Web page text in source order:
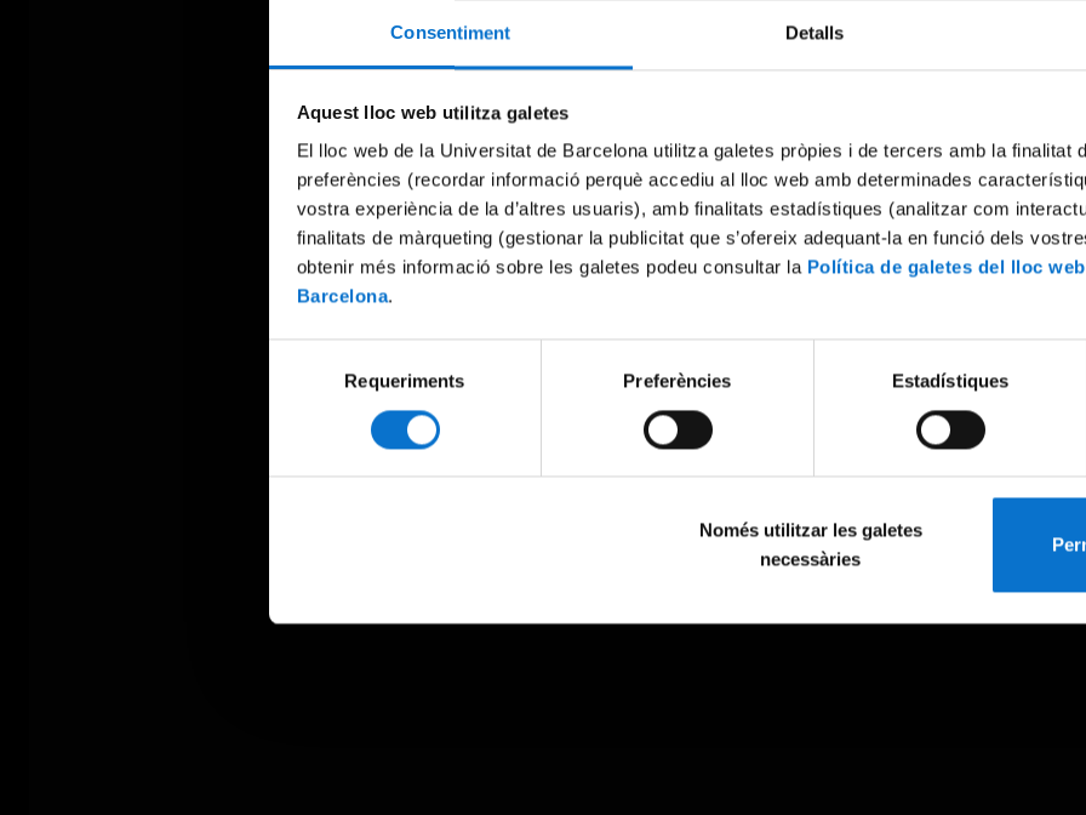
Consentiment Detalls
Aquest lloc web utilitza galetes
El lloc web de la Universitat de Barcelona utilitza galetes pròpies i de tercers amb la finalitat
preferències (recordar informació perquè accediu al lloc web amb determinades
vostra experiència de la d’altres usuaris), amb finalitats estadístiques (analitzar com
finalitats de màrqueting (gestionar la publicitat que s’ofereix adequant-la en funció dels
obtenir més informació sobre les galetes podeu consultar la Política de galetes del lloc
Barcelona.
Requeriments Preferències Estadístiques
Només utilitzar les galetes
necessàries